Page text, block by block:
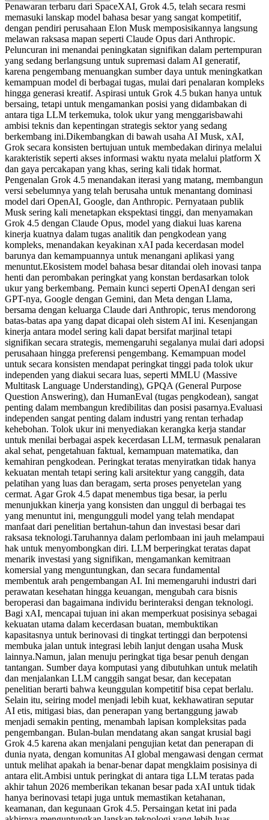
Penawaran terbaru dari SpaceXAI, Grok 4.5, telah secara resmi
memasuki lanskap model bahasa besar yang sangat kompetitif,
dengan pendiri perusahaan Elon Musk memposisikannya langsung
melawan raksasa mapan seperti Claude Opus dari Anthropic.
Peluncuran ini menandai peningkatan signifikan dalam pertempuran
yang sedang berlangsung untuk supremasi dalam AI generatif,
karena pengembang menuangkan sumber daya untuk meningkatkan
kemampuan model di berbagai tugas, mulai dari penalaran kompleks
hingga generasi kreatif. Aspirasi untuk Grok 4.5 bukan hanya untuk
bersaing, tetapi untuk mengamankan posisi yang didambakan di
antara tiga LLM terkemuka, tolok ukur yang menggarisbawahi
ambisi teknis dan kepentingan strategis sektor yang sedang
berkembang ini.Dikembangkan di bawah usaha AI Musk, xAI,
Grok secara konsisten bertujuan untuk membedakan dirinya melalui
karakteristik seperti akses informasi waktu nyata melalui platform X
dan gaya percakapan yang khas, sering kali tidak hormat.
Pengenalan Grok 4.5 menandakan iterasi yang matang, membangun
versi sebelumnya yang telah berusaha untuk menantang dominasi
model dari OpenAI, Google, dan Anthropic. Pernyataan publik
Musk sering kali menetapkan ekspektasi tinggi, dan menyamakan
Grok 4.5 dengan Claude Opus, model yang diakui luas karena
kinerja kuatnya dalam tugas analitik dan pengkodean yang
kompleks, menandakan keyakinan xAI pada kecerdasan model
barunya dan kemampuannya untuk menangani aplikasi yang
menuntut.Ekosistem model bahasa besar ditandai oleh inovasi tanpa
henti dan perombakan peringkat yang konstan berdasarkan tolok
ukur yang berkembang. Pemain kunci seperti OpenAI dengan seri
GPT-nya, Google dengan Gemini, dan Meta dengan Llama,
bersama dengan keluarga Claude dari Anthropic, terus mendorong
batas-batas apa yang dapat dicapai oleh sistem AI ini. Kesenjangan
kinerja antara model sering kali dapat bersifat marjinal tetapi
signifikan secara strategis, memengaruhi segalanya mulai dari adopsi
perusahaan hingga preferensi pengembang. Kemampuan model
untuk secara konsisten mendapat peringkat tinggi pada tolok ukur
independen yang diakui secara luas, seperti MMLU (Massive
Multitask Language Understanding), GPQA (General Purpose
Question Answering), dan HumanEval (tugas pengkodean), sangat
penting dalam membangun kredibilitas dan posisi pasarnya.Evaluasi
independen sangat penting dalam industri yang rentan terhadap
kehebohan. Tolok ukur ini menyediakan kerangka kerja standar
untuk menilai berbagai aspek kecerdasan LLM, termasuk penalaran
akal sehat, pengetahuan faktual, kemampuan matematika, dan
kemahiran pengkodean. Peringkat teratas menyiratkan tidak hanya
kekuatan mentah tetapi sering kali arsitektur yang canggih, data
pelatihan yang luas dan beragam, serta proses penyetelan yang
cermat. Agar Grok 4.5 dapat menembus tiga besar, ia perlu
menunjukkan kinerja yang konsisten dan unggul di berbagai tes
yang menuntut ini, mengungguli model yang telah mendapat
manfaat dari penelitian bertahun-tahun dan investasi besar dari
raksasa teknologi.Taruhannya dalam perlombaan ini jauh melampaui
hak untuk menyombongkan diri. LLM berperingkat teratas dapat
menarik investasi yang signifikan, mengamankan kemitraan
komersial yang menguntungkan, dan secara fundamental
membentuk arah pengembangan AI. Ini memengaruhi industri dari
perawatan kesehatan hingga keuangan, mengubah cara bisnis
beroperasi dan bagaimana individu berinteraksi dengan teknologi.
Bagi xAI, mencapai tujuan ini akan memperkuat posisinya sebagai
kekuatan utama dalam kecerdasan buatan, membuktikan
kapasitasnya untuk berinovasi di tingkat tertinggi dan berpotensi
membuka jalan untuk integrasi lebih lanjut dengan usaha Musk
lainnya.Namun, jalan menuju peringkat tiga besar penuh dengan
tantangan. Sumber daya komputasi yang dibutuhkan untuk melatih
dan menjalankan LLM canggih sangat besar, dan kecepatan
penelitian berarti bahwa keunggulan kompetitif bisa cepat berlalu.
Selain itu, seiring model menjadi lebih kuat, kekhawatiran seputar
AI etis, mitigasi bias, dan penerapan yang bertanggung jawab
menjadi semakin penting, menambah lapisan kompleksitas pada
pengembangan. Bulan-bulan mendatang akan sangat krusial bagi
Grok 4.5 karena akan menjalani pengujian ketat dan penerapan di
dunia nyata, dengan komunitas AI global mengawasi dengan cermat
untuk melihat apakah ia benar-benar dapat mengklaim posisinya di
antara elit.Ambisi untuk peringkat di antara tiga LLM teratas pada
akhir tahun 2026 memberikan tekanan besar pada xAI untuk tidak
hanya berinovasi tetapi juga untuk memastikan ketahanan,
keamanan, dan kegunaan Grok 4.5. Persaingan ketat ini pada